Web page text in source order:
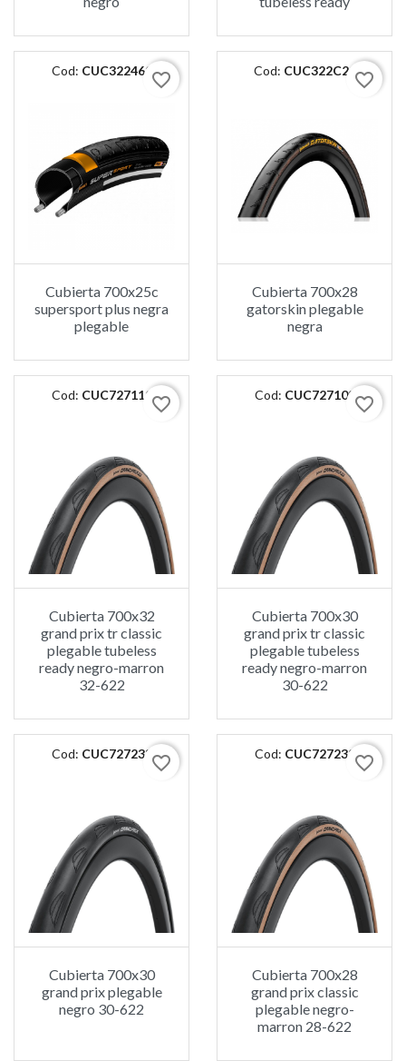
Cod: CUC322460 favorite_border
Cubierta 700x25c
supersport plus negra
plegable
Cod: CUC322C20 favorite_border
Cubierta 700x28
gatorskin plegable
negra
Cod: CUC727110 favorite_border
Cubierta 700x32
grand prix tr classic
plegable tubeless
ready negro-marron
32-622
Cod: CUC727108 favorite_border
Cubierta 700x30
grand prix tr classic
plegable tubeless
ready negro-marron
30-622
Cod: CUC727233 favorite_border
Cubierta 700x30
grand prix plegable
negro 30-622
Cod: CUC727232 favorite_border
Cubierta 700x28
grand prix classic
plegable negro-
marron 28-622